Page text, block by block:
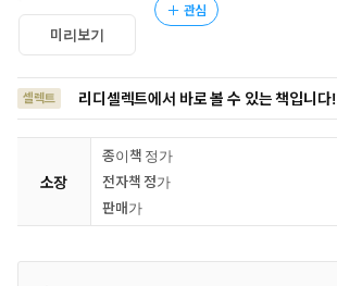
미리보기
관심
셀렉트 리디셀렉트에서 바로 볼 수 있는 책입니다!
소장
종이책 정가
전자책 정가
판매가